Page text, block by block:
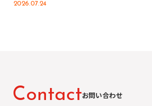
2026.07.24
Contactお問い合わせ